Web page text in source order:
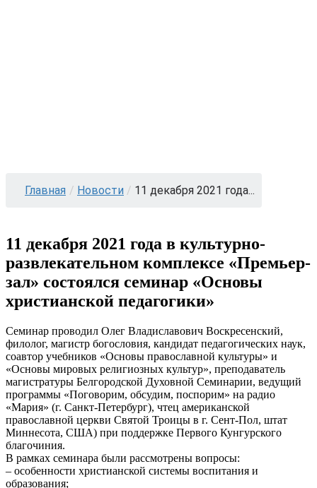
Главная / Новости / 11 декабря 2021 года...
11 декабря 2021 года в культурно-
развлекательном комплексе «Премьер-
зал» состоялся семинар «Основы
христианской педагогики»
Семинар проводил Олег Владиславович Воскресенский,
филолог, магистр богословия, кандидат педагогических наук,
соавтор учебников «Основы православной культуры» и
«Основы мировых религиозных культур», преподаватель
магистратуры Белгородской Духовной Семинарии, ведущий
программы «Поговорим, обсудим, поспорим» на радио
«Мария» (г. Санкт-Петербург), чтец американской
православной церкви Святой Троицы в г. Сент-Пол, штат
Миннесота, США) при поддержке Первого Кунгурского
благочиния.
В рамках семинара были рассмотрены вопросы:
– особенности христианской системы воспитания и
образования;